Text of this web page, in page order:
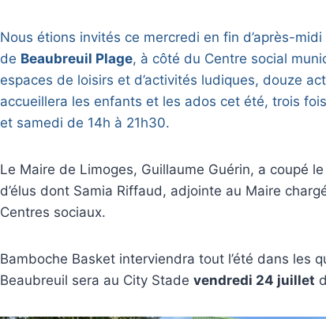
Nous étions invités ce mercredi en fin d’après-
de Beaubreuil Plage, à côté du Centre social
espaces de loisirs et d’activités ludiques, douze
accueillera les enfants et les ados cet été, trois
et samedi de 14h à 21h30.
Le Maire de Limoges, Guillaume Guérin, a coupé
d’élus dont Samia Riffaud, adjointe au Maire
Centres sociaux.
Bamboche Basket interviendra tout l’été dans les
Beaubreuil sera au City Stade vendredi 24 juillet